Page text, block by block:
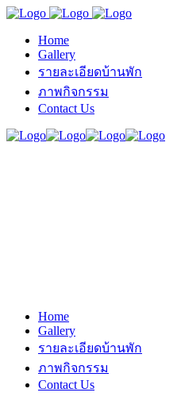
Home
Gallery
รายละเอียดบ้านพัก
ภาพกิจกรรม
Contact Us
Home
Gallery
รายละเอียดบ้านพัก
ภาพกิจกรรม
Contact Us